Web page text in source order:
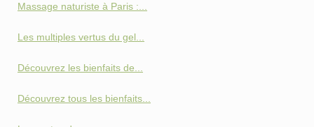
Massage naturiste à Paris :...
Les multiples vertus du gel...
Découvrez les bienfaits de...
Découvrez tous les bienfaits...